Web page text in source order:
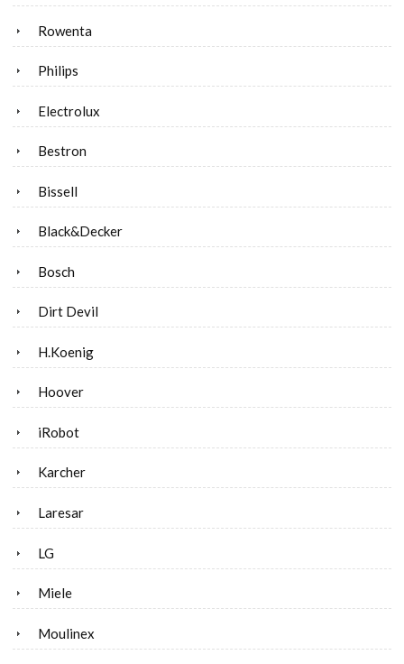
Rowenta
Philips
Electrolux
Bestron
Bissell
Black&Decker
Bosch
Dirt Devil
H.Koenig
Hoover
iRobot
Karcher
Laresar
LG
Miele
Moulinex